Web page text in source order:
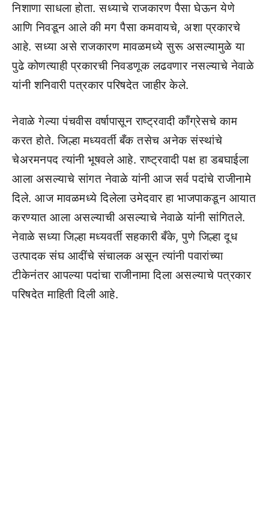
निशाणा साधला होता. सध्याचे राजकारण पैसा घेऊन येणे
आणि निवडून आले की मग पैसा कमवायचे, अशा प्रकारचे
आहे. सध्या असे राजकारण मावळमध्ये सुरू असल्यामुळे या
पुढे कोणत्याही प्रकारची निवडणूक लढवणार नसल्याचे नेवाळे
यांनी शनिवारी पत्रकार परिषदेत जाहीर केले.
नेवाळे गेल्या पंचवीस वर्षापासून राष्ट्रवादी काँग्रेसचे काम
करत होते. जिल्हा मध्यवर्ती बँक तसेच अनेक संस्थांचे
चेअरमनपद त्यांनी भूषवले आहे. राष्ट्रवादी पक्ष हा डबघाईला
आला असल्याचे सांगत नेवाळे यांनी आज सर्व पदांचे राजीनामे
दिले. आज मावळमध्ये दिलेला उमेदवार हा भाजपाकडून आयात
करण्यात आला असल्याची असल्याचे नेवाळे यांनी सांगितले.
नेवाळे सध्या जिल्हा मध्यवर्ती सहकारी बँके, पुणे जिल्हा दूध
उत्पादक संघ आदींचे संचालक असून त्यांनी पवारांच्या
टीकेनंतर आपल्या पदांचा राजीनामा दिला असल्याचे पत्रकार
परिषदेत माहिती दिली आहे.